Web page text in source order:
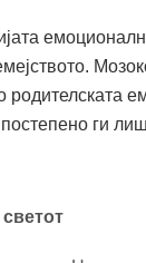
родителската
ги